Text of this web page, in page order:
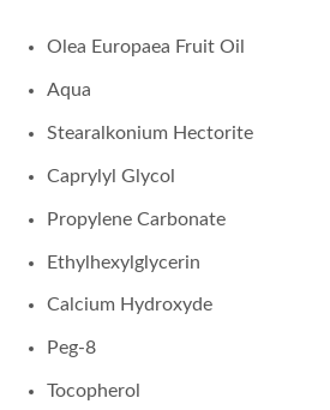
Olea Europaea Fruit Oil
Aqua
Stearalkonium Hectorite
Caprylyl Glycol
Propylene Carbonate
Ethylhexylglycerin
Calcium Hydroxyde
Peg-8
Tocopherol